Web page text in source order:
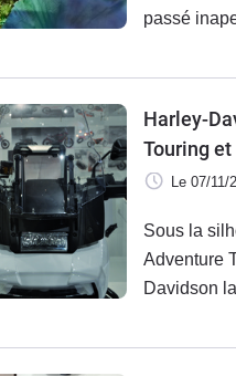
passé
beaucoup,
Harley-
Touring
moteur
Le 07/11/
Sous la
Adventure
Davidson
liquide les